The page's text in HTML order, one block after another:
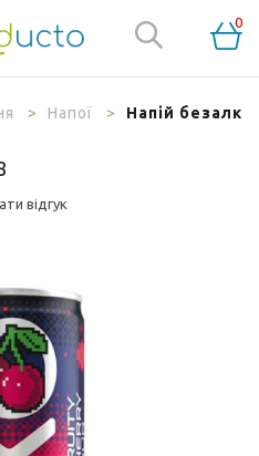
0
Напої Напій
відгук